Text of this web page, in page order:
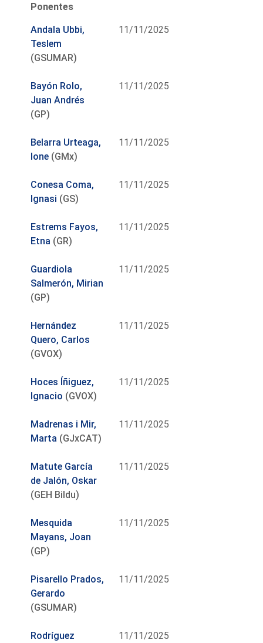
Ponentes
Andala Ubbi,
Teslem
(GSUMAR)
11/11/2025
Bayón Rolo,
Juan Andrés
(GP)
11/11/2025
Belarra Urteaga,
Ione (GMx)
11/11/2025
Conesa Coma,
Ignasi (GS)
11/11/2025
Estrems Fayos,
Etna (GR)
11/11/2025
Guardiola
Salmerón, Mirian
(GP)
11/11/2025
Hernández
Quero, Carlos
(GVOX)
11/11/2025
Hoces Íñiguez,
Ignacio (GVOX)
11/11/2025
Madrenas i Mir,
Marta (GJxCAT)
11/11/2025
Matute García
de Jalón, Oskar
(GEH Bildu)
11/11/2025
Mesquida
Mayans, Joan
(GP)
11/11/2025
Pisarello Prados,
Gerardo
(GSUMAR)
11/11/2025
Rodríguez
11/11/2025